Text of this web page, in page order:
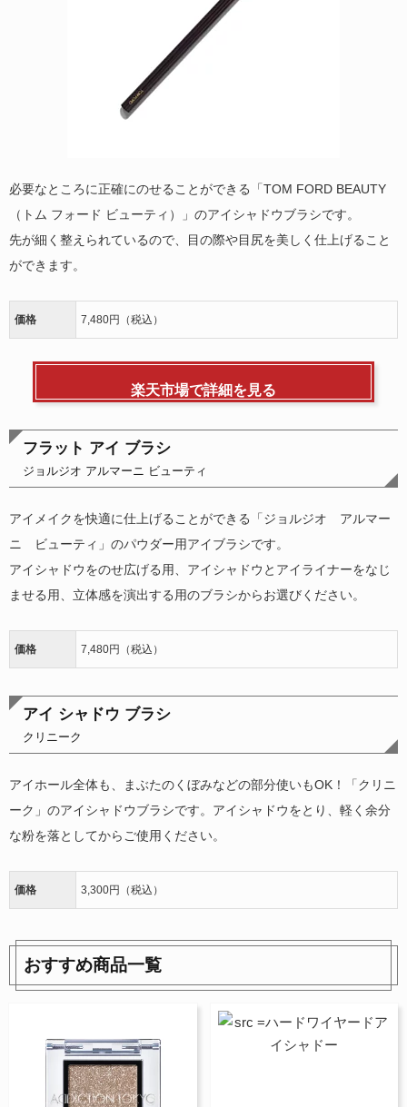
必要なところに正確にのせることができる「TOM FORD BEAUTY
（トム フォード ビューティ）」のアイシャドウブラシです。
先が細く整えられているので、目の際や目尻を美しく仕上げること
ができます。
価格 7,480円（税込）
楽天市場で詳細を見る
フラット アイ ブラシ
ジョルジオ アルマーニ ビューティ
アイメイクを快適に仕上げることができる「ジョルジオ アルマー
ニ ビューティ」のパウダー用アイブラシです。
アイシャドウをのせ広げる用、アイシャドウとアイライナーをなじ
ませる用、立体感を演出する用のブラシからお選びください。
価格 7,480円（税込）
アイ シャドウ ブラシ
クリニーク
アイホール全体も、まぶたのくぼみなどの部分使いもOK！「クリニ
ーク」のアイシャドウブラシです。アイシャドウをとり、軽く余分
な粉を落としてからご使用ください。
価格 3,300円（税込）
おすすめ商品一覧